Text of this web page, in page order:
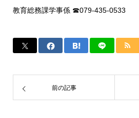
教育総務課学事係 ☎079-435-0533
前の記事